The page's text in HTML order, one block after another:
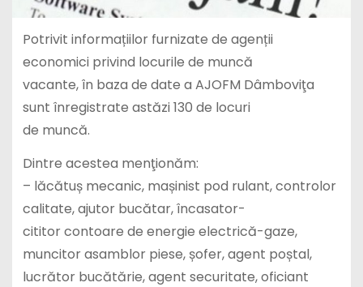
Potrivit informațiilor furnizate de agenții
economici privind locurile de muncă
vacante, în baza de date a AJOFM Dâmboviţa
sunt înregistrate astăzi 130 de locuri
de muncă.
Dintre acestea menţionăm:
– lăcătuș mecanic, mașinist pod rulant, controlor
calitate, ajutor bucătar, încasator-
cititor contoare de energie electrică-gaze,
muncitor asamblor piese, șofer, agent poștal,
lucrător bucătărie, agent securitate, oficiant